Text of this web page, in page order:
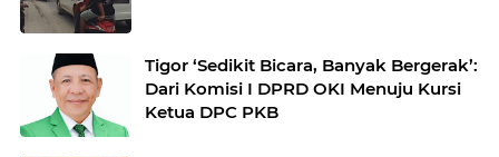
Tigor ‘Sedikit Bicara, Banyak Bergerak’:
Dari Komisi I DPRD OKI Menuju Kursi
Ketua DPC PKB